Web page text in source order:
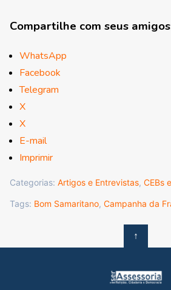
Compartilhe com seus
WhatsApp
Facebook
Telegram
X
X
E-mail
Imprimir
Categorias: Artigos e Entrevistas, CEBs
Tags: Bom Samaritano, Campanha da
↑